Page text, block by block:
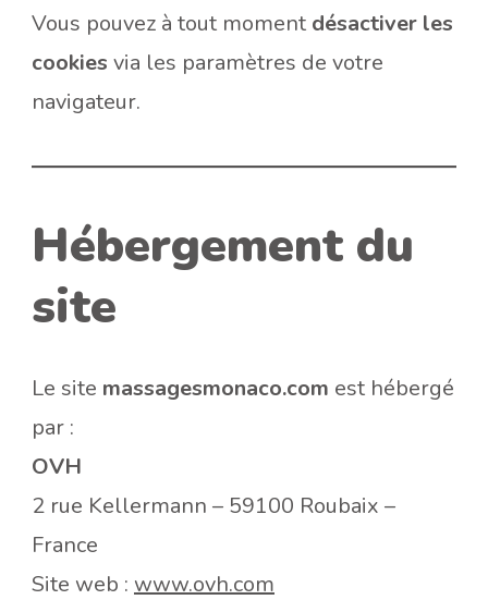
Vous pouvez à tout moment désactiver les
cookies via les paramètres de votre
navigateur.
Hébergement du
site
Le site massagesmonaco.com est hébergé
par :
OVH
2 rue Kellermann – 59100 Roubaix –
France
Site web : www.ovh.com